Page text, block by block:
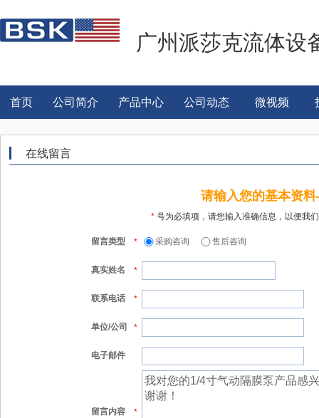
广州派莎克流体设
首页 公司简介 产品中心 公司动态 微视频
在线留言
请输入您的基本资
* 号为必填项，请您输入准确信息，以便我
留言类型 * 采购咨询 售后咨询
真实姓名 *
联系电话 *
单位/公司 *
电子邮件
留言内容 *